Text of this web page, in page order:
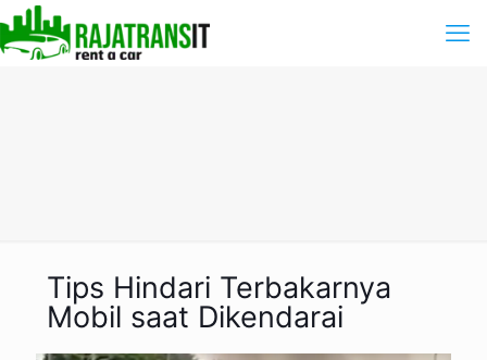
Tips Hindari Terbakarnya
Mobil saat Dikendarai